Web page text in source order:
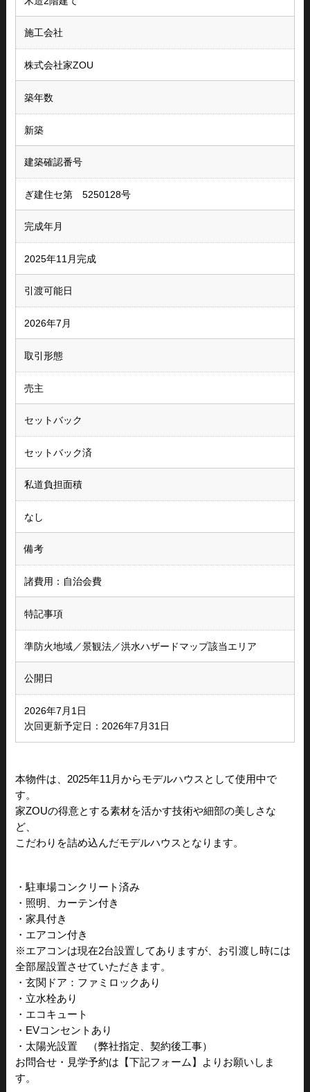
施工会社
株式会社家ZOU
築年数
新築
建築確認番号
ぎ建住セ第 5250128号
完成年月
2025年11月完成
引渡可能日
2026年7月
取引形態
売主
セットバック
セットバック済
私道負担面積
なし
備考
諸費用：自治会費
特記事項
準防火地域／景観法／洪水ハザードマップ該当エリア
公開日
2026年7月1日
次回更新予定日：2026年7月31日
本物件は、2025年11月からモデルハウスとして使用中で
す。
家ZOUの得意とする素材を活かす技術や細部の美しさな
ど、
こだわりを詰め込んだモデルハウスとなります。
・駐車場コンクリート済み
・照明、カーテン付き
・家具付き
・エアコン付き
※エアコンは現在2台設置してありますが、お引渡し時には
全部屋設置させていただきます。
・玄関ドア：ファミロックあり
・立水栓あり
・エコキュート
・EVコンセントあり
・太陽光設置 （弊社指定、契約後工事）
お問合せ・見学予約は【下記フォーム】よりお願いしま
す。